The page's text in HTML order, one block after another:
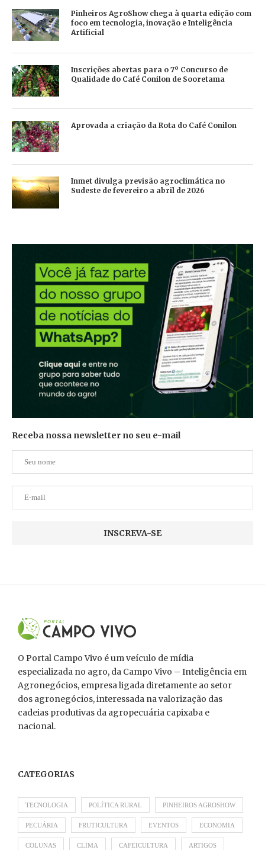
Pinheiros AgroShow chega à quarta edição com
foco em tecnologia, inovação e Inteligência
Artificial
Inscrições abertas para o 7º Concurso de
Qualidade do Café Conilon de Sooretama
Aprovada a criação da Rota do Café Conilon
Inmet divulga previsão agroclimática no
Sudeste de fevereiro a abril de 2026
Receba nossa newsletter no seu e-mail
O Portal Campo Vivo é um veículo de mídia
especializada no agro, da Campo Vivo – Inteligência em
Agronegócios, empresa ligada diretamente ao setor
dos agronegócios, interessada na valorização das
cadeias produtivas da agropecuária capixaba e
nacional.
CATEGORIAS
TECNOLOGIA POLÍTICA RURAL PINHEIROS AGROSHOW
PECUÁRIA FRUTICULTURA EVENTOS ECONOMIA
COLUNAS CLIMA CAFEICULTURA ARTIGOS